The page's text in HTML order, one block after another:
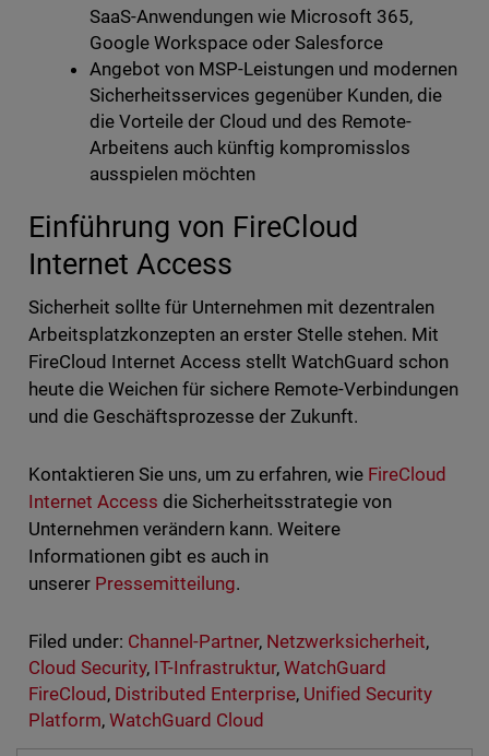
SaaS-Anwendungen wie Microsoft 365,
Google Workspace oder Salesforce
Angebot von MSP-Leistungen und modernen
Sicherheitsservices gegenüber Kunden, die
die Vorteile der Cloud und des Remote-
Arbeitens auch künftig kompromisslos
ausspielen möchten
Einführung von FireCloud
Internet Access
Sicherheit sollte für Unternehmen mit dezentralen
Arbeitsplatzkonzepten an erster Stelle stehen. Mit
FireCloud Internet Access stellt WatchGuard schon
heute die Weichen für sichere Remote-Verbindungen
und die Geschäftsprozesse der Zukunft.
Kontaktieren Sie uns, um zu erfahren, wie FireCloud
Internet Access die Sicherheitsstrategie von
Unternehmen verändern kann. Weitere
Informationen gibt es auch in
unserer Pressemitteilung.
Filed under: Channel-Partner, Netzwerksicherheit,
Cloud Security, IT-Infrastruktur,WatchGuard
FireCloud , Distributed Enterprise, Unified Security
Platform, WatchGuard Cloud